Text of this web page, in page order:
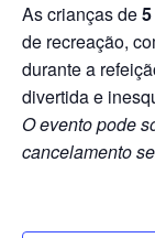
As crianças de
de recreação,
durante a
divertida e
O evento pode
cancelamento